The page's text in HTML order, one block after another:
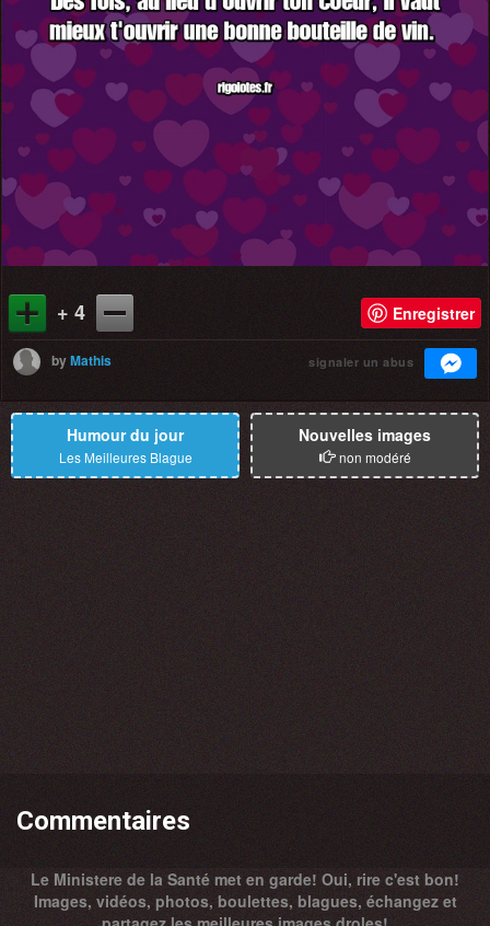
+ 4 Enregistrer
byMathis signaler un abus
Humour du jour
Les Meilleures Blague
Nouvelles images
non modéré
Commentaires
Le Ministere de la Santé met en garde! Oui, rire c'est bon!
Images, vidéos, photos, boulettes, blagues, échangez et